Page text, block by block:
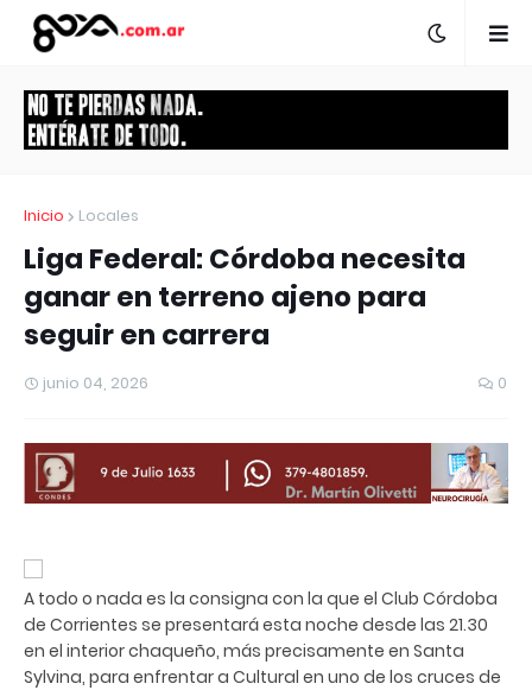
Inicio Locales
Liga Federal: Córdoba necesita
ganar en terreno ajeno para
seguir en carrera
junio 04, 2026 0
A todo o nada es la consigna con la que el Club Córdoba
de Corrientes se presentará esta noche desde las 21.30
en el interior chaqueño, más precisamente en Santa
Sylvina, para enfrentar a Cultural en uno de los cruces de